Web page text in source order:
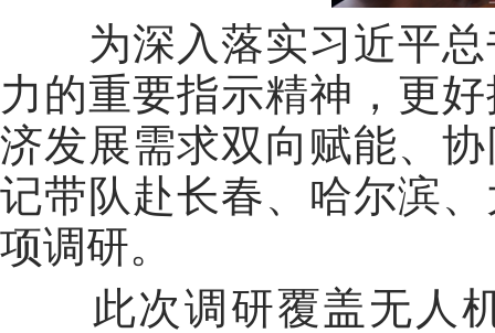
为深入落实习近平总
力的重要指示精神，更
济发展需求双向赋能、
记带队赴长春、哈尔滨
项调研。
此次调研覆盖无人机